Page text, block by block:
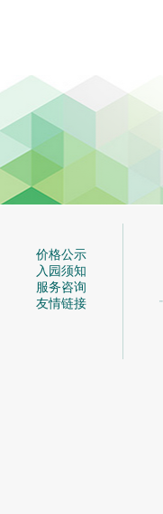
价格公示
入园须知
服务咨询
友情链接